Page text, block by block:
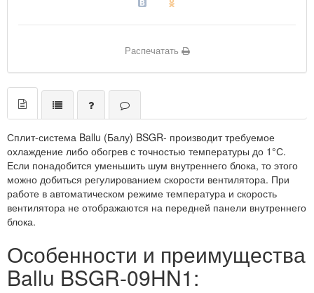
Распечатать
Сплит-система Ballu (Балу) BSGR- производит требуемое
охлаждение либо обогрев с точностью температуры до 1°С.
Если понадобится уменьшить шум внутреннего блока, то этого
можно добиться регулированием скорости вентилятора. При
работе в автоматическом режиме температура и скорость
вентилятора не отображаются на передней панели внутреннего
блока.
Особенности и преимущества
Ballu BSGR-09HN1: